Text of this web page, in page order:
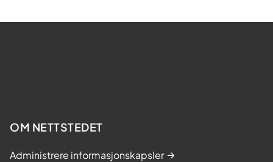
OM NETTSTEDET
Administrere informasjonskapsler